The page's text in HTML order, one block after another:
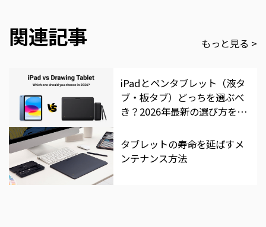
関連記事 もっと見る >
iPadとペンタブレット（液タ
ブ・板タブ）どっちを選ぶべ
き？2026年最新の選び方を徹
タブレットの寿命を延ばすメ
ンテナンス方法